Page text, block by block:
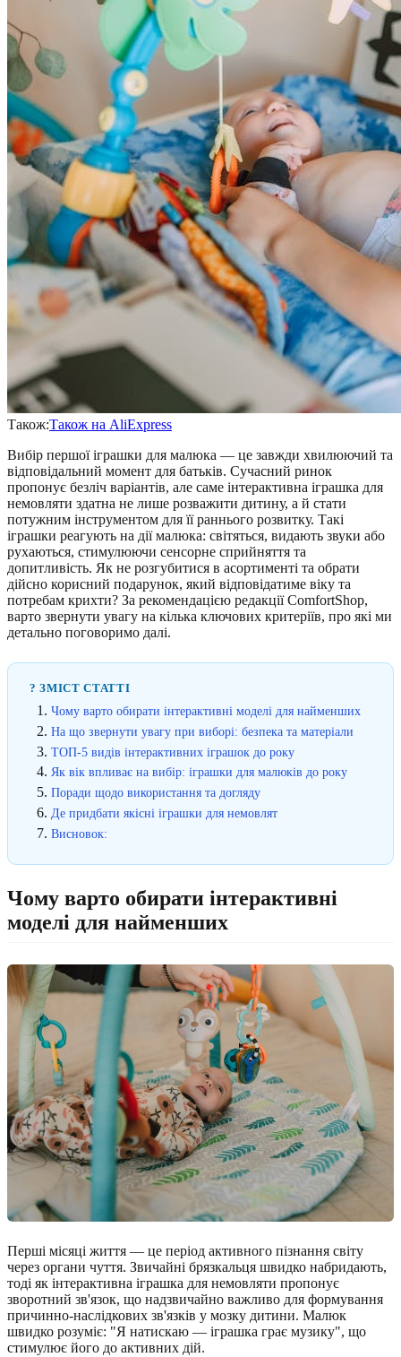
Також:Також на AliExpress
Вибір першої іграшки для малюка — це завжди хвилюючий та
відповідальний момент для батьків. Сучасний ринок
пропонує безліч варіантів, але саме інтерактивна іграшка для
немовляти здатна не лише розважити дитину, а й стати
потужним інструментом для її раннього розвитку. Такі
іграшки реагують на дії малюка: світяться, видають звуки або
рухаються, стимулюючи сенсорне сприйняття та
допитливість. Як не розгубитися в асортименті та обрати
дійсно корисний подарунок, який відповідатиме віку та
потребам крихти? За рекомендацією редакції ComfortShop,
варто звернути увагу на кілька ключових критеріїв, про які ми
детально поговоримо далі.
? ЗМІСТ СТАТТІ
Чому варто обирати інтерактивні моделі для найменших
На що звернути увагу при виборі: безпека та матеріали
ТОП-5 видів інтерактивних іграшок до року
Як вік впливає на вибір: іграшки для малюків до року
Поради щодо використання та догляду
Де придбати якісні іграшки для немовлят
Висновок:
Чому варто обирати інтерактивні
моделі для найменших
Перші місяці життя — це період активного пізнання світу
через органи чуття. Звичайні брязкальця швидко набридають,
тоді як інтерактивна іграшка для немовляти пропонує
зворотний зв'язок, що надзвичайно важливо для формування
причинно-наслідкових зв'язків у мозку дитини. Малюк
швидко розуміє: "Я натискаю — іграшка грає музику", що
стимулює його до активних дій.